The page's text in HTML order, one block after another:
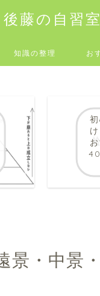
後藤の自習
知識の整理 お
景・中景